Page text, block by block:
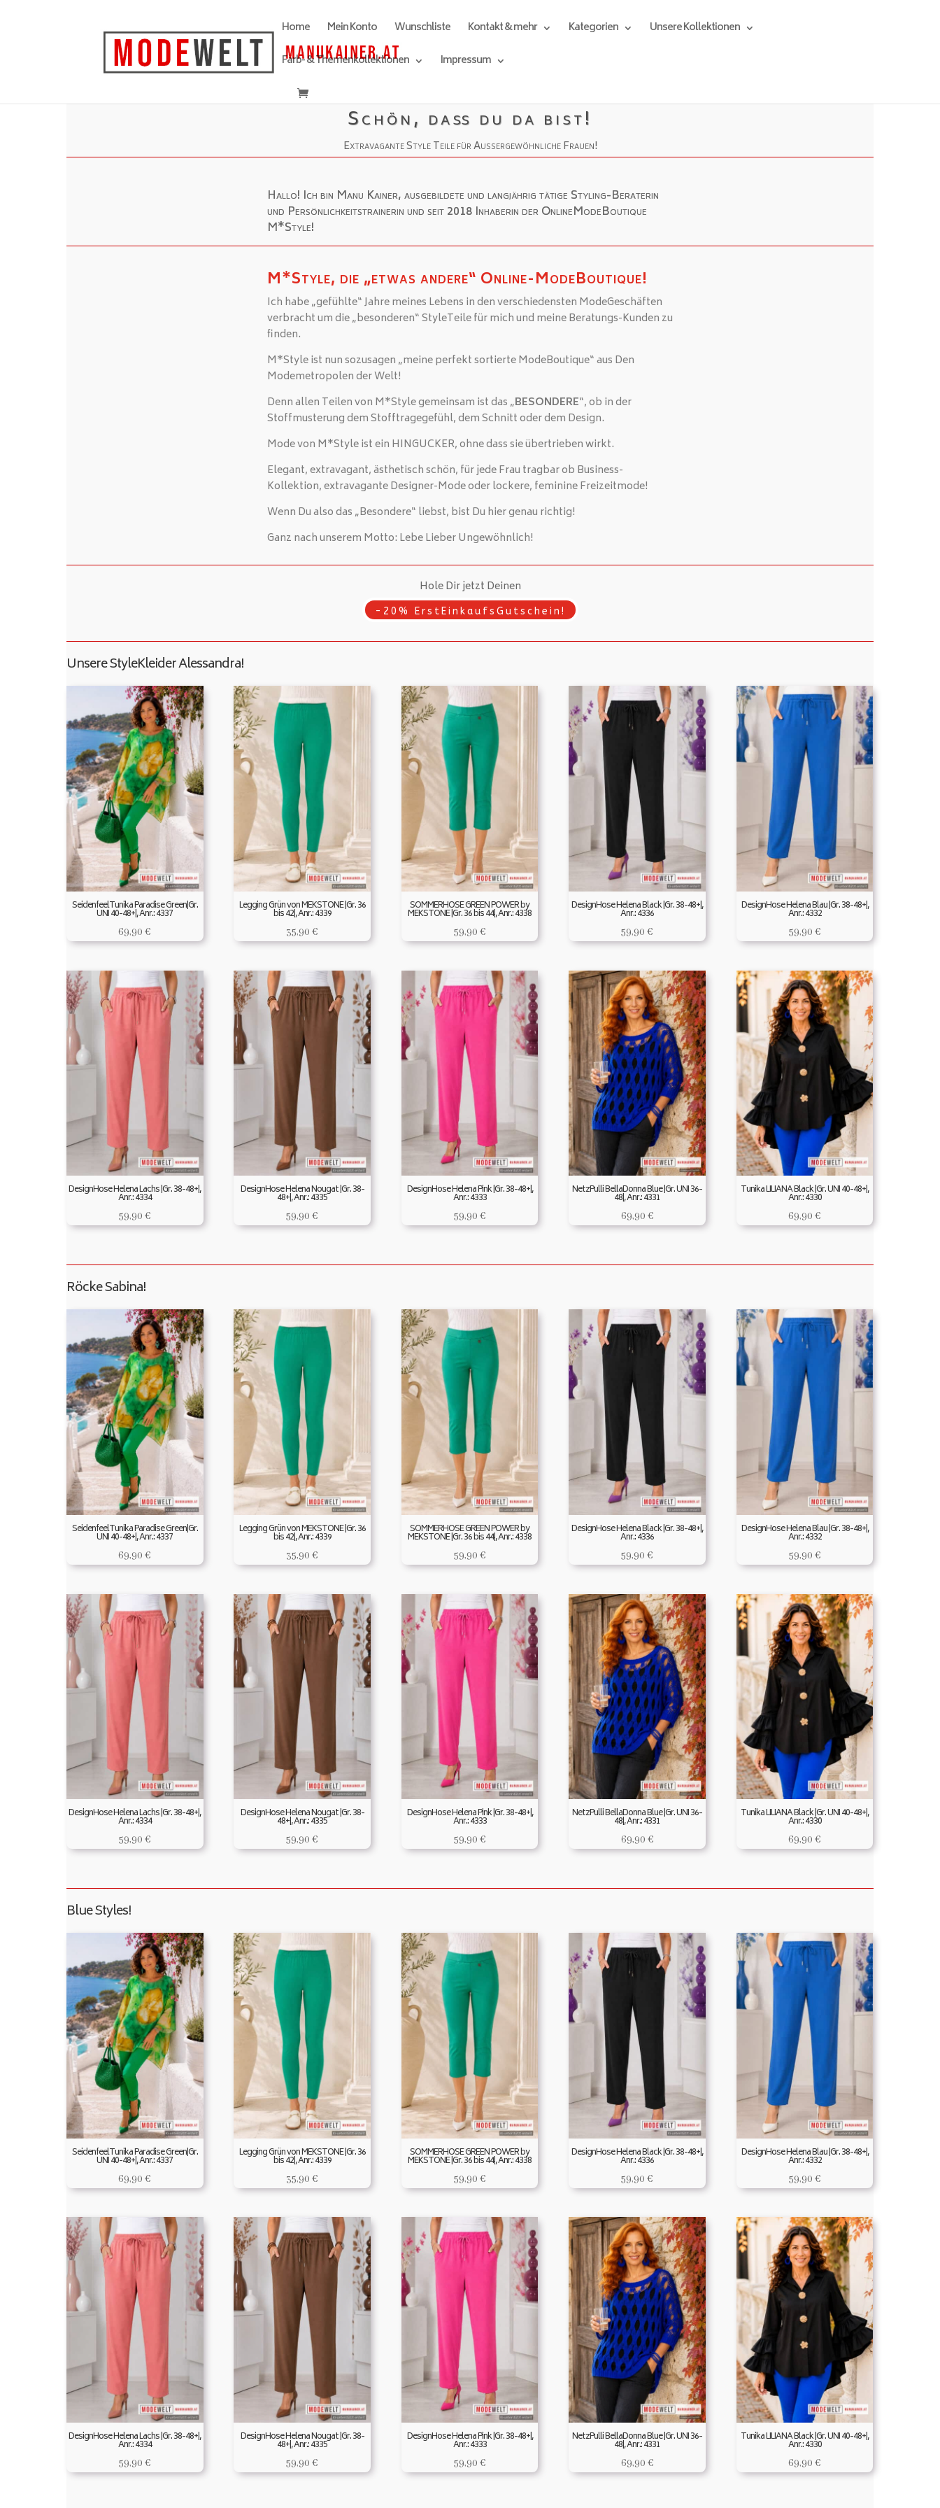
Home Mein Konto Wunschliste Kontakt & mehr Kategorien
Unsere Kollektionen
Farb- & Themenkollektionen
Impressum
Schön, daß du da bist!
Extravagante Style Teile für Außergewöhnliche Frauen!
Hallo! Ich bin Manu Kainer, ausgebildete und langjährig tätige Styling-Beraterin
und Persönlichkeitstrainerin und seit 2018 Inhaberin der OnlineModeBoutique
M*Style!
M*Style, die „etwas andere“ Online-ModeBoutique!
Ich habe „gefühlte“ Jahre meines Lebens in den verschiedensten ModeGeschäften
verbracht um die „besonderen“ StyleTeile für mich und meine Beratungs-Kunden zu
finden.
M*Style ist nun sozusagen „meine perfekt sortierte ModeBoutique“ aus Den
Modemetropolen der Welt!
Denn allen Teilen von M*Style gemeinsam ist das „BESONDERE“, ob in der
Stoffmusterung dem Stofftragegefühl, dem Schnitt oder dem Design.
Mode von M*Style ist ein HINGUCKER, ohne dass sie übertrieben wirkt.
Elegant, extravagant, ästhetisch schön, für jede Frau tragbar ob Business-
Kollektion, extravagante Designer-Mode oder lockere, feminine Freizeitmode!
Wenn Du also das „Besondere“ liebst, bist Du hier genau richtig!
Ganz nach unserem Motto: Lebe Lieber Ungewöhnlich!
Hole Dir jetzt Deinen
-20% ErstEinkaufsGutschein!
Unsere StyleKleider Alessandra!
SeidenfeelTunika Paradise Green|Gr.
UNI 40-48+|, Anr.: 4337
69,90€
Legging Grün von MEKSTONE |Gr. 36
bis 42|, Anr.: 4339
35,90€
SOMMERHOSE GREEN POWER by
MEKSTONE |Gr. 36 bis 44|, Anr.: 4338
59,90 €
DesignHose Helena Black |Gr. 38-48+|,
Anr.: 4336
59,90€
DesignHose Helena Blau |Gr. 38-48+|,
Anr.: 4332
59,90 €
DesignHose Helena Lachs |Gr. 38-48+|,
Anr.: 4334
59,90 €
DesignHose Helena Nougat |Gr. 38-
48+|, Anr.: 4335
59,90€
DesignHose Helena Pink |Gr. 38-48+|,
Anr.: 4333
59,90 €
NetzPulli BellaDonna Blue |Gr. UNI 36-
48|, Anr.: 4331
69,90 €
Tunika LILIANA Black |Gr. UNI 40-48+|,
Anr.: 4330
69,90€
Röcke Sabina!
SeidenfeelTunika Paradise Green|Gr.
UNI 40-48+|, Anr.: 4337
69,90€
Legging Grün von MEKSTONE |Gr. 36
bis 42|, Anr.: 4339
35,90€
SOMMERHOSE GREEN POWER by
MEKSTONE |Gr. 36 bis 44|, Anr.: 4338
59,90 €
DesignHose Helena Black |Gr. 38-48+|,
Anr.: 4336
59,90€
DesignHose Helena Blau |Gr. 38-48+|,
Anr.: 4332
59,90 €
DesignHose Helena Lachs |Gr. 38-48+|,
Anr.: 4334
59,90 €
DesignHose Helena Nougat |Gr. 38-
48+|, Anr.: 4335
59,90€
DesignHose Helena Pink |Gr. 38-48+|,
Anr.: 4333
59,90 €
NetzPulli BellaDonna Blue |Gr. UNI 36-
48|, Anr.: 4331
69,90 €
Tunika LILIANA Black |Gr. UNI 40-48+|,
Anr.: 4330
69,90€
Blue Styles!
SeidenfeelTunika Paradise Green|Gr.
UNI 40-48+|, Anr.: 4337
69,90€
Legging Grün von MEKSTONE |Gr. 36
bis 42|, Anr.: 4339
35,90€
SOMMERHOSE GREEN POWER by
MEKSTONE |Gr. 36 bis 44|, Anr.: 4338
59,90 €
DesignHose Helena Black |Gr. 38-48+|,
Anr.: 4336
59,90€
DesignHose Helena Blau |Gr. 38-48+|,
Anr.: 4332
59,90 €
DesignHose Helena Lachs |Gr. 38-48+|,
Anr.: 4334
59,90 €
DesignHose Helena Nougat |Gr. 38-
48+|, Anr.: 4335
59,90€
DesignHose Helena Pink |Gr. 38-48+|,
Anr.: 4333
59,90 €
NetzPulli BellaDonna Blue |Gr. UNI 36-
48|, Anr.: 4331
69,90 €
Tunika LILIANA Black |Gr. UNI 40-48+|,
Anr.: 4330
69,90€